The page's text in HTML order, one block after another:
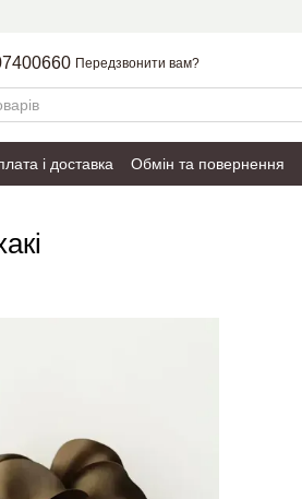
Передзвонити вам?
і доставка Обмін та повернення
Публічний договір